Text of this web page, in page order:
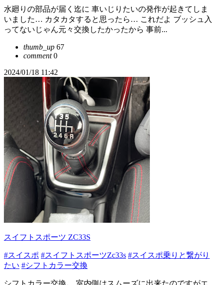
水廻りの部品が届く迄に 車いじりたいの発作が起きてしま
いました… カタカタすると思ったら… これだよ ブッシュ入
ってないじゃん元々交換したかったから 事前...
thumb_up 67
comment0
2024/01/18 11:42
スイフトスポーツ ZC33S
#スイスポ #スイフトスポーツZc33s #スイスポ乗りと繋がり
たい #シフトカラー交換
シフトカラー交換。 室内側はスムーズに出来たのですがエ